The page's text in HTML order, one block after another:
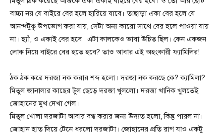
বাচ্চা নয় যে বাইরে বের হলে হারিয়ে যাবে। তাছাড়া একা বের হলে যে
আনন্দটুকু উপভোগ করা যায়, সেটা অন্য কারো সাথে বের হলে পাওয়া যায়
না। হ্যাঁ, ও একাই বের হবে। এটা কালকেও ভাবা উচিত ছিল। কেন একজন
লোক নিয়ে বাইরে বের হতে হবে? তাও আবার এই অহংকারী ফ্যামিলির!
ঠক ঠক করে দরজা নক করার শব্দ হলো। দরজা নক করছে কে? ক্যামিলা?
মিতুল জানালার কাছের টুল ছেড়ে দরজা খুললো। দরজা খানিক খুলতেই
জোহানের মুখ দেখা গেল।
মিতুল খোলা দরজাটা আবার বন্ধ করার জন্য উদ্যত হলো, কিন্তু পারল না।
জোহান হাত দিয়ে টেনে ধরলো দরজাটা। জোহানের প্রতি রাগ যাও একটু